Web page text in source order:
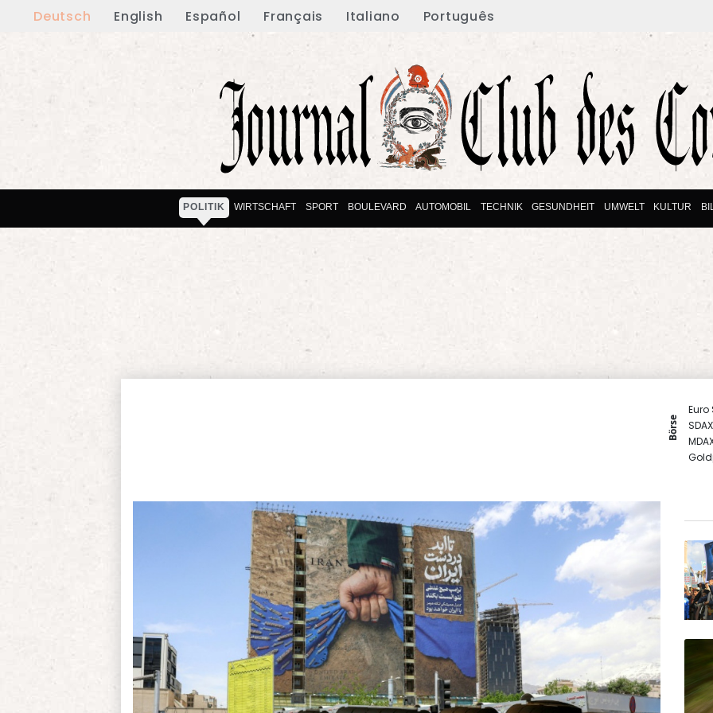
Deutsch English Español Français Italiano Português
POLITIK WIRTSCHAFT SPORT BOULEVARD AUTOMOBIL TECHNIK GESUNDHEIT UMWELT KULTUR
Börse
Euro
SDAX